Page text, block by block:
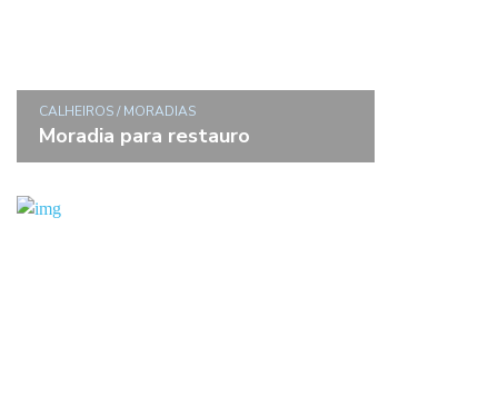
CALHEIROS / MORADIAS
Moradia para restauro